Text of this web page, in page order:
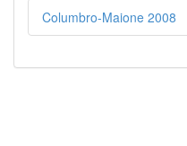
Columbro-Maione 2008